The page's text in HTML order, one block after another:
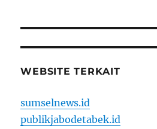
WEBSITE TERKAIT
sumselnews.id
publikjabodetabek.id